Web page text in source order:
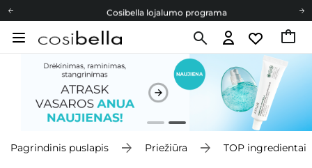
Cosibella lojalumo programa
Nemokamas pristatymas nuo 40,00 €
Cosibella lojalumo programa
Nemokamas pristatymas nuo 40,00 €
Dovanų Kortelės
Pagrindinis puslapis Priežiūra TOP ingredientai